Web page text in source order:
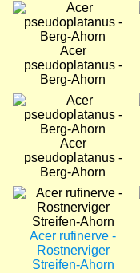
Bild
Acer
pseudoplatanus -
Berg-Ahorn
Bild
Acer
pseudoplatanus -
Berg-Ahorn
Bild
Acer rufinerve -
Rostnerviger
Streifen-Ahorn